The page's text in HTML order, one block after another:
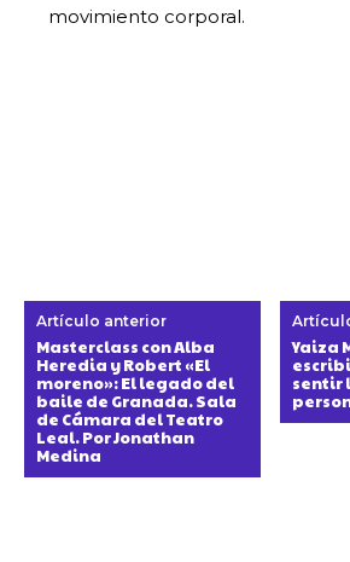
movimiento corporal.
Artículo anterior
Masterclass con Alba
Heredia y Robert «El
moreno»: El legado del
baile de Granada. Sala
de Cámara del Teatro
Leal. Por Jonathan
Medina
Yaiza
sentir